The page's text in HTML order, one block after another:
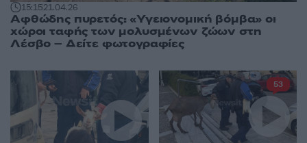
15:1521.04.26
Αφθώδης πυρετός: «Υγειονομική βόμβα» οι
χώροι ταφής των μολυσμένων ζώων στη
Λέσβο – Δείτε φωτογραφίες
53